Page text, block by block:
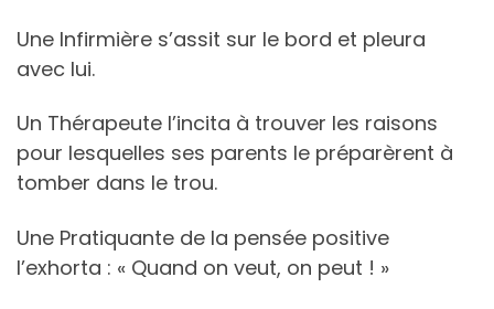
Une Infirmière s’assit sur le bord et pleura
avec lui.
Un Thérapeute l’incita à trouver les raisons
pour lesquelles ses parents le préparèrent à
tomber dans le trou.
Une Pratiquante de la pensée positive
l’exhorta : « Quand on veut, on peut ! »